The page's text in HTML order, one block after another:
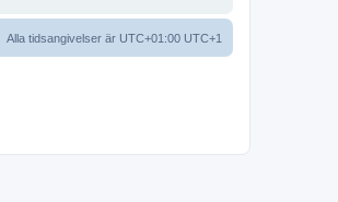
Alla tidsangivelser är UTC+01:00 UTC+1